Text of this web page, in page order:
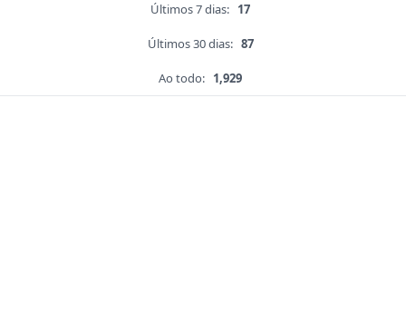
Últimos 7 dias: 17
Últimos 30 dias: 87
Ao todo: 1,929